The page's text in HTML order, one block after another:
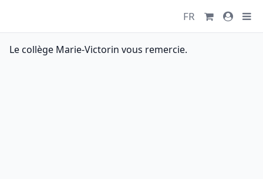
FR
Le collège Marie-Victorin vous remercie.